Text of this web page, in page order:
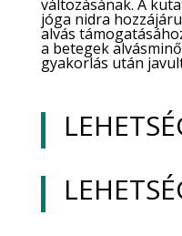
változásának. A
jóga nidra
alvás
a betegek
gyakorlás után